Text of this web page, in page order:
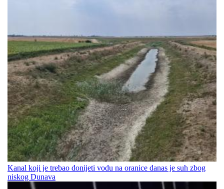
Kanal koji je trebao donijeti vodu na oranice danas je suh zbog
niskog Dunava